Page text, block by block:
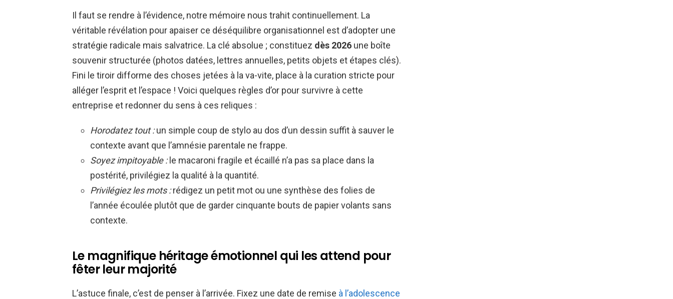
Il faut se rendre à l’évidence, notre mémoire nous trahit continuellement. La
véritable révélation pour apaiser ce déséquilibre organisationnel est d’adopter une
stratégie radicale mais salvatrice. La clé absolue ; constituez dès 2026 une boîte
souvenir structurée (photos datées, lettres annuelles, petits objets et étapes clés).
Fini le tiroir difforme des choses jetées à la va-vite, place à la curation stricte pour
alléger l’esprit et l’espace ! Voici quelques règles d’or pour survivre à cette
entreprise et redonner du sens à ces reliques :
Horodatez tout :un simple coup de stylo au dos d’un dessin suffit à sauver le
contexte avant que l’amnésie parentale ne frappe.
Soyez impitoyable :le macaroni fragile et écaillé n’a pas sa place dans la
postérité, privilégiez la qualité à la quantité.
Privilégiez les mots :rédigez un petit mot ou une synthèse des folies de
l’année écoulée plutôt que de garder cinquante bouts de papier volants sans
contexte.
Le magnifique héritage émotionnel qui les attend pour
fêter leur majorité
L’astuce finale, c’est de penser à l’arrivée. Fixez une date de remise à l’adolescence